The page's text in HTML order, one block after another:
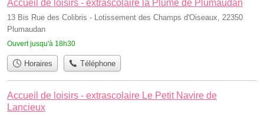
Accueil de loisirs - extrascolaire la Plume de Plumaudan
13 Bis Rue des Colibris - Lotissement des Champs d'Oiseaux, 22350
Plumaudan
Ouvert jusqu'à 18h30
Horaires Téléphone
Accueil de loisirs - extrascolaire Le Petit Navire de
Lancieux